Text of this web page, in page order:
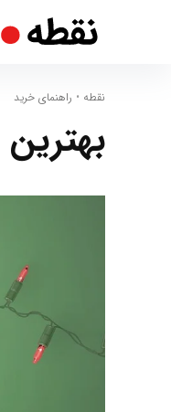
نقطه • راهنمای خرید
بهترین